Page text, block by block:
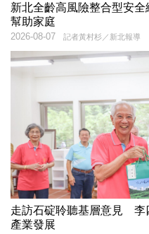
新北全齡高風險整合型安
幫助家庭
記者黃村杉／新北報導
2026-08-07
走訪石碇聆聽基層意見 李
產業發展